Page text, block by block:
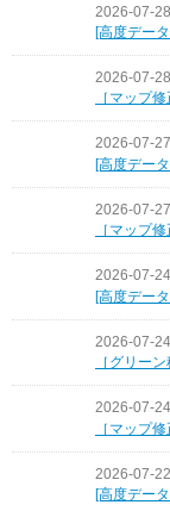
2026-07-28
[高度デー
2026-07-28
［マップ
2026-07-27
[高度デー
2026-07-27
［マップ
2026-07-24
[高度デー
2026-07-24
［グリー
2026-07-24
［マップ
2026-07-22
[高度デー